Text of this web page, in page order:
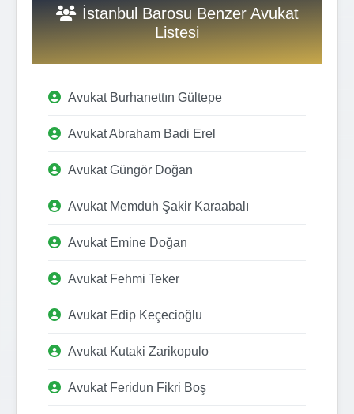
İstanbul Barosu Benzer Avukat
Listesi
Avukat Burhanettın Gültepe
Avukat Abraham Badi Erel
Avukat Güngör Doğan
Avukat Memduh Şakir Karaabalı
Avukat Emine Doğan
Avukat Fehmi Teker
Avukat Edip Keçecioğlu
Avukat Kutaki Zarikopulo
Avukat Feridun Fikri Boş